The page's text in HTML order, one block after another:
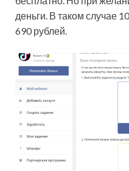
деньги. В таком случае
690 рублей.